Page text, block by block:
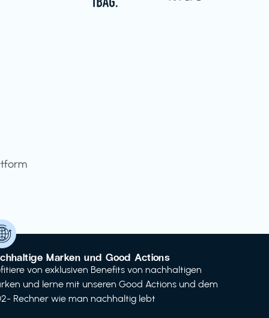
Marken und Good Actions
von exklusiven Benefits von nachhaltigen
und lerne mit unseren Good Actions und dem
Rechner wie man nachhaltig lebt